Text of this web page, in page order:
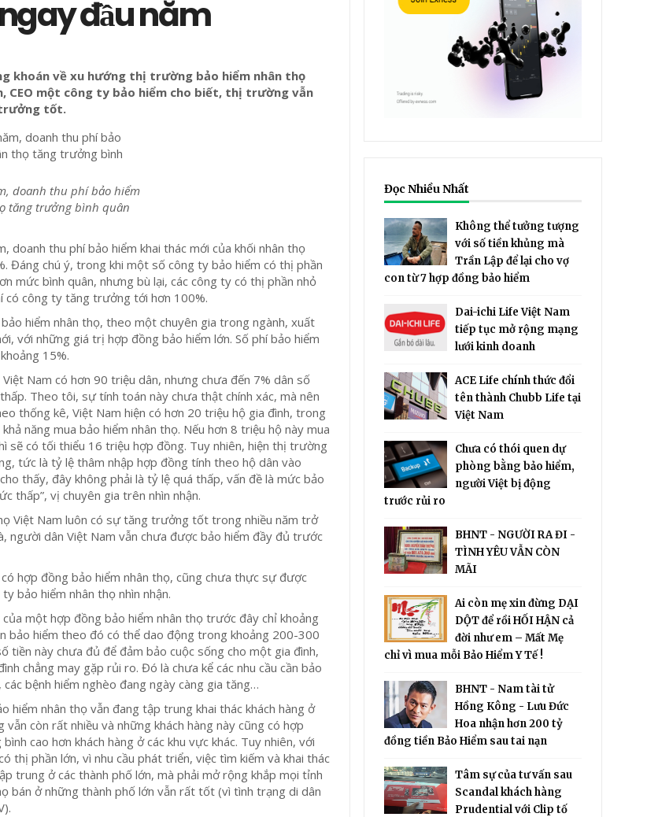
đầu năm
khoán về xu hướng thị trường bảo hiểm nhân thọ
CEO một công ty bảo hiểm cho biết, thị trường vẫn
tốt.
doanh thu phí bảo hiểm
tăng trưởng bình quân
doanh thu phí bảo hiểm khai thác mới của khối nhân thọ
Đáng chú ý, trong khi một số công ty bảo hiểm có thị phần
mức bình quân, nhưng bù lại, các công ty có thị phần nhỏ
có công ty tăng trưởng tới hơn 100%.
hiểm nhân thọ, theo một chuyên gia trong ngành, xuất
với những giá trị hợp đồng bảo hiểm lớn. Số phí bảo hiểm
15%.
Nam có hơn 90 triệu dân, nhưng chưa đến 7% dân số
Theo tôi, sự tính toán này chưa thật chính xác, mà nên
thống kê, Việt Nam hiện có hơn 20 triệu hộ gia đình, trong
năng mua bảo hiểm nhân thọ. Nếu hơn 8 triệu hộ này mua
sẽ có tối thiểu 16 triệu hợp đồng. Tuy nhiên, hiện thị trường
tức là tỷ lệ thâm nhập hợp đồng tính theo hộ dân vào
thấy, đây không phải là tỷ lệ quá thấp, vấn đề là mức bảo
thấp”, vị chuyên gia trên nhìn nhận.
Việt Nam luôn có sự tăng trưởng tốt trong nhiều năm trở
người dân Việt Nam vẫn chưa được bảo hiểm đầy đủ trước
có hợp đồng bảo hiểm nhân thọ, cũng chưa thực sự được
bảo hiểm nhân thọ nhìn nhận.
một hợp đồng bảo hiểm nhân thọ trước đây chỉ khoảng
bảo hiểm theo đó có thể dao động trong khoảng 200-300
tiền này chưa đủ để đảm bảo cuộc sống cho một gia đình,
chẳng may gặp rủi ro. Đó là chưa kể các nhu cầu cần bảo
bệnh hiểm nghèo đang ngày càng gia tăng…
hiểm nhân thọ vẫn đang tập trung khai thác khách hàng ở
vẫn còn rất nhiều và những khách hàng này cũng có hợp
cao hơn khách hàng ở các khu vực khác. Tuy nhiên, với
thị phần lớn, vì nhu cầu phát triển, việc tìm kiếm và khai thác
trung ở các thành phố lớn, mà phải mở rộng khắp mọi tỉnh
bán ở những thành phố lớn vẫn rất tốt (vì tình trạng di dân
Đọc Nhiều Nhất
Không thể tưởng tượng
với số tiền khủng mà
Trần Lập để lại cho vợ
con từ 7 hợp đồng bảo hiểm
Dai-ichi Life Việt Nam
tiếp tục mở rộng mạng
lưới kinh doanh
ACE Life chính thức đổi
tên thành Chubb Life tại
Việt Nam
Chưa có thói quen dự
phòng bằng bảo hiểm,
người Việt bị động
trước rủi ro
BHNT - NGƯỜI RA ĐI -
TÌNH YÊU VẪN CÒN
MÃI
Ai còn mẹ xin đừng DẠI
DỘT để rồi HỐI HẬN cả
đời như em – Mất Mẹ
chỉ vì mua mỗi Bảo Hiểm Y Tế !
BHNT - Nam tài tử
Hồng Kông - Lưu Đức
Hoa nhận hơn 200 tỷ
đồng tiền Bảo Hiểm sau tai nạn
Tâm sự của tư vấn sau
Scandal khách hàng
Prudential với Clip tố